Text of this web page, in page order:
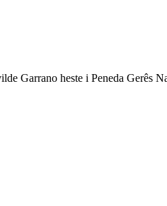
Garrano heste i Peneda Gerês